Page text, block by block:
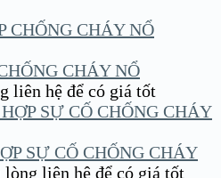
CHÁY NỔ
liên hệ để có giá tốt
SỰ CỐ CHỐNG CHÁY
lòng liên hệ để có giá tốt